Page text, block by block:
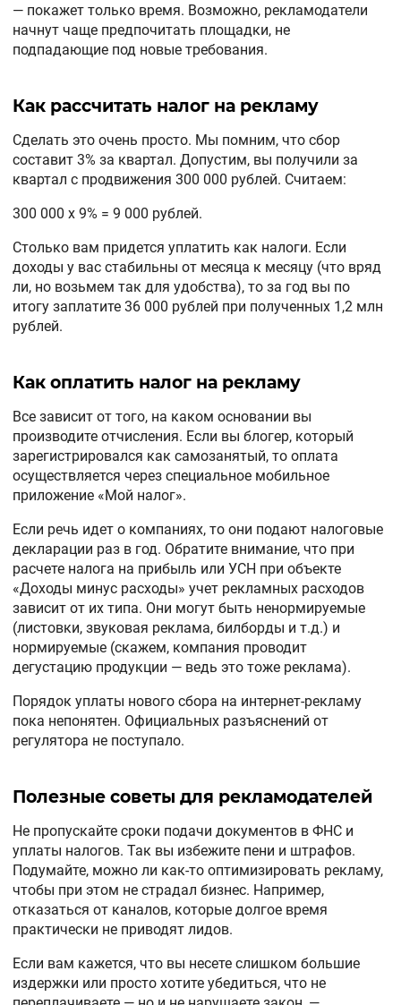
— покажет только время. Возможно, рекламодатели
начнут чаще предпочитать площадки, не
подпадающие под новые требования.
Как рассчитать налог на рекламу
Сделать это очень просто. Мы помним, что сбор
составит 3% за квартал. Допустим, вы получили за
квартал с продвижения 300 000 рублей. Считаем:
300 000 х 9% = 9 000 рублей.
Столько вам придется уплатить как налоги. Если
доходы у вас стабильны от месяца к месяцу (что вряд
ли, но возьмем так для удобства), то за год вы по
итогу заплатите 36 000 рублей при полученных 1,2 млн
рублей.
Как оплатить налог на рекламу
Все зависит от того, на каком основании вы
производите отчисления. Если вы блогер, который
зарегистрировался как самозанятый, то оплата
осуществляется через специальное мобильное
приложение «Мой налог».
Если речь идет о компаниях, то они подают налоговые
декларации раз в год. Обратите внимание, что при
расчете налога на прибыль или УСН при объекте
«Доходы минус расходы» учет рекламных расходов
зависит от их типа. Они могут быть ненормируемые
(листовки, звуковая реклама, билборды и т.д.) и
нормируемые (скажем, компания проводит
дегустацию продукции — ведь это тоже реклама).
Порядок уплаты нового сбора на интернет-рекламу
пока непонятен. Официальных разъяснений от
регулятора не поступало.
Полезные советы для рекламодателей
Не пропускайте сроки подачи документов в ФНС и
уплаты налогов. Так вы избежите пени и штрафов.
Подумайте, можно ли как-то оптимизировать рекламу,
чтобы при этом не страдал бизнес. Например,
отказаться от каналов, которые долгое время
практически не приводят лидов.
Если вам кажется, что вы несете слишком большие
издержки или просто хотите убедиться, что не